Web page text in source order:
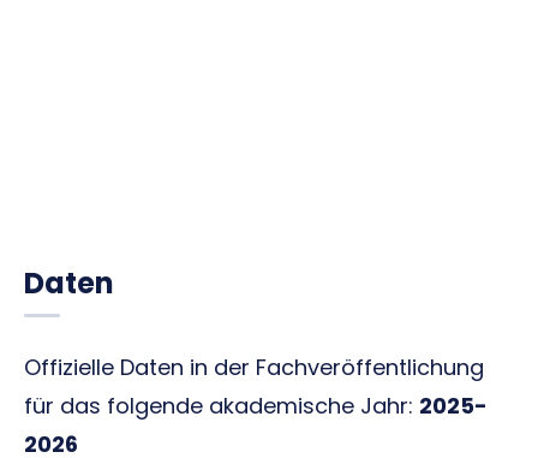
Daten
Offizielle Daten in der Fachveröffentlichung
für das folgende akademische Jahr: 2025-
2026